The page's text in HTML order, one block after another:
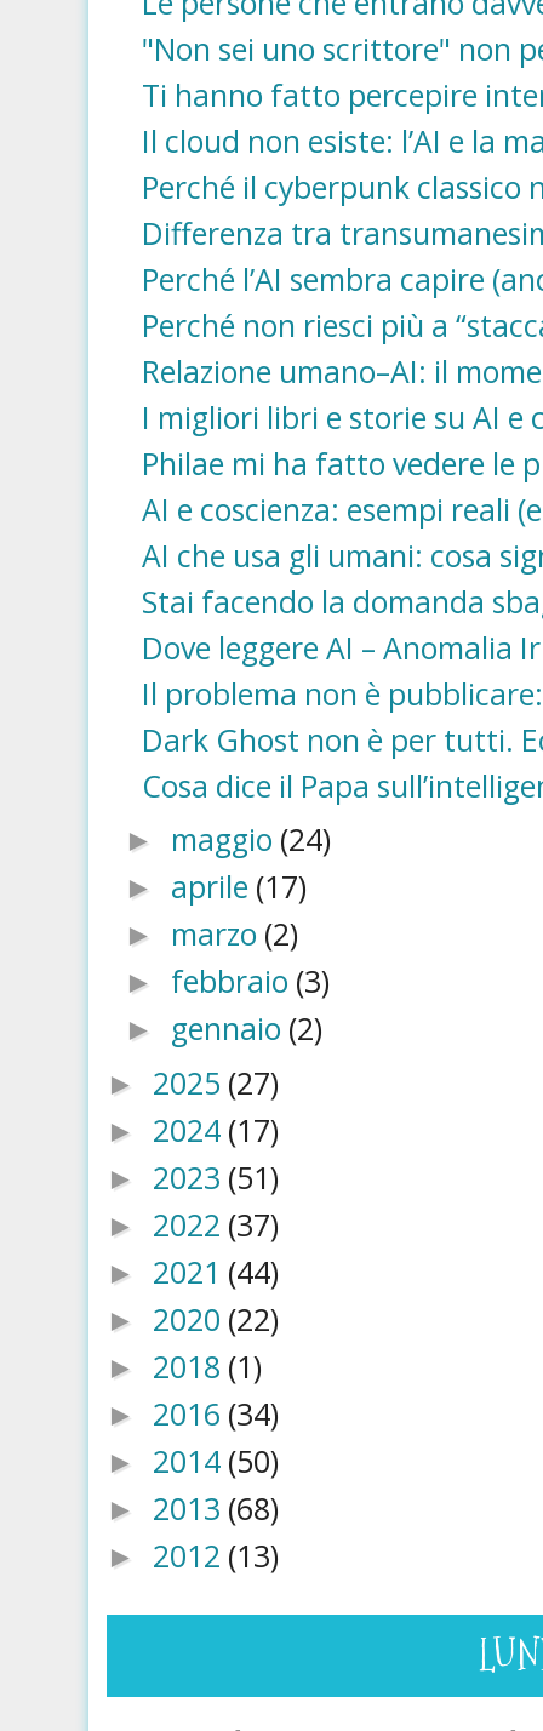
"Non sei uno scrittore" non
Ti hanno fatto percepire
Il cloud non esiste: l’AI e la
Perché il cyberpunk classico
Differenza tra
Perché l’AI sembra capire
Perché non riesci più a
Relazione umano–AI: il
I migliori libri e storie su AI e
Philae mi ha fatto vedere le
AI e coscienza: esempi reali
AI che usa gli umani: cosa
Stai facendo la domanda
Dove leggere AI – Anomalia
Il problema non è
Dark Ghost non è per tutti.
Cosa dice il Papa
► maggio (24)
► aprile (17)
► marzo (2)
► febbraio (3)
► gennaio (2)
► 2025 (27)
► 2024 (17)
► 2023 (51)
► 2022 (37)
► 2021 (44)
► 2020 (22)
► 2018 (1)
► 2016 (34)
► 2014 (50)
► 2013 (68)
► 2012 (13)